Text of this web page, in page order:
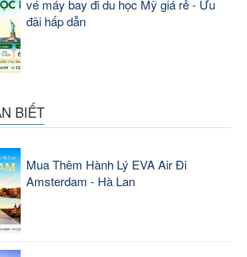
vé máy bay đi du học Mỹ giá rẻ - Ưu
đãi hấp dẫn
BIẾT
Mua Thêm Hành Lý EVA Air Đi
Amsterdam - Hà Lan